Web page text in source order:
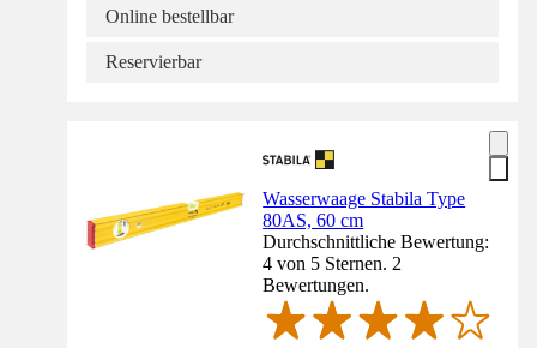
Online bestellbar
Reservierbar
Wasserwaage Stabila Type
80AS, 60 cm
Durchschnittliche Bewertung:
4 von 5 Sternen. 2
Bewertungen.